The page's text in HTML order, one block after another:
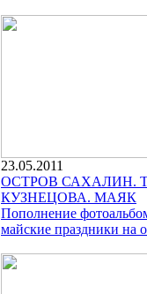
23.05.2011
ОСТРОВ САХАЛИН.
КУЗНЕЦОВА. МАЯК
Пополнение
майские праздники на